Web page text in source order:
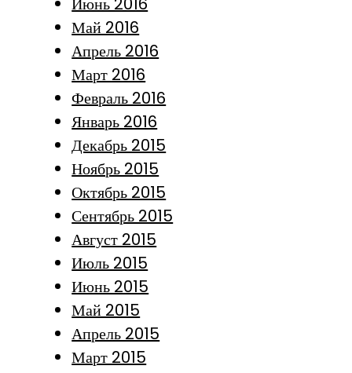
Май 2016
Апрель 2016
Март 2016
Февраль 2016
Январь 2016
Декабрь 2015
Ноябрь 2015
Октябрь 2015
Сентябрь 2015
Август 2015
Июль 2015
Июнь 2015
Май 2015
Апрель 2015
Март 2015